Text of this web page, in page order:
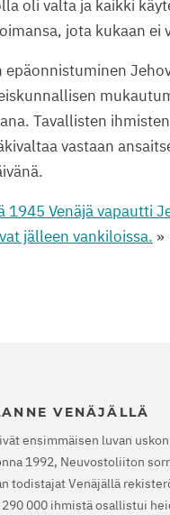
oli valta ja kaikki
jota kukaan ei
Tavallisten
vastaan
1945 Venäjä vapautti
jälleen vankiloissa. »
VENÄJÄLLÄ
ensimmäisen luvan
1992, Neuvostoliiton
todistajat Venäjällä
000 ihmistä osallistui